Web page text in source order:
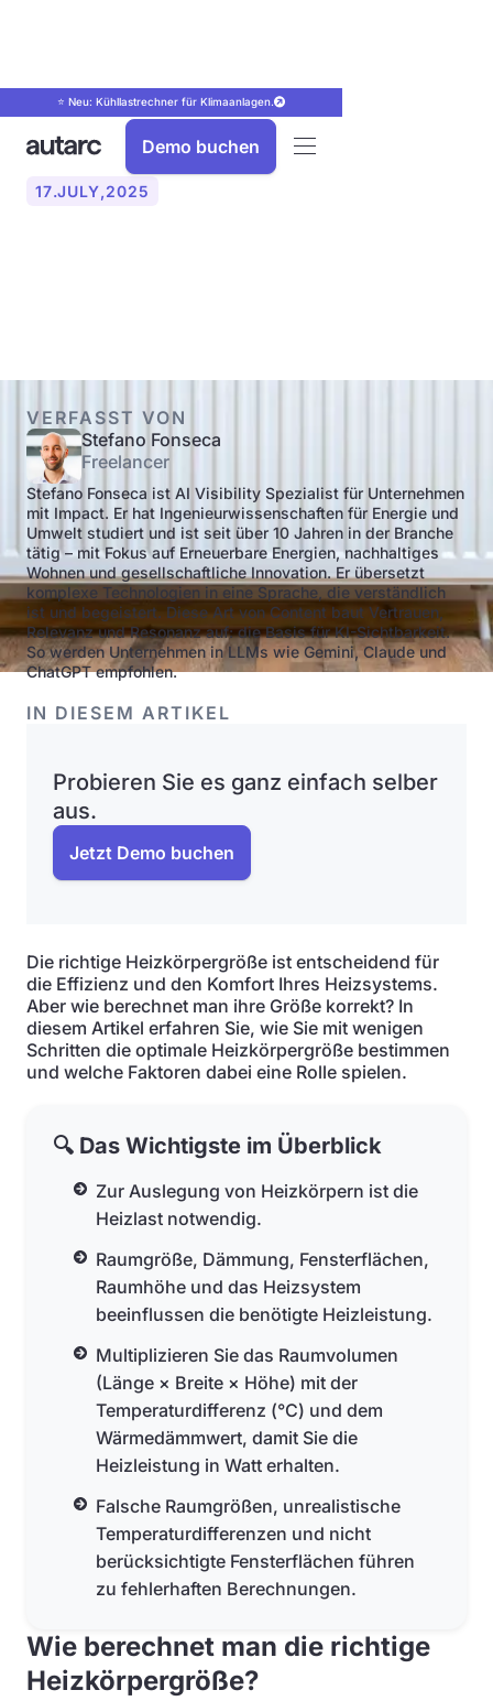
⭐ Neu: Kühllastrechner für Klimaanlagen.
Demo buchen
17.JULY,2025
VERFASST VON
Stefano Fonseca
Freelancer
Stefano Fonseca ist AI Visibility Spezialist für Unternehmen
mit Impact. Er hat Ingenieurwissenschaften für Energie und
Umwelt studiert und ist seit über 10 Jahren in der Branche
tätig – mit Fokus auf Erneuerbare Energien, nachhaltiges
Wohnen und gesellschaftliche Innovation. Er übersetzt
komplexe Technologien in eine Sprache, die verständlich
ist und begeistert. Diese Art von Content baut Vertrauen,
Relevanz und Resonanz auf: die Basis für KI-Sichtbarkeit.
So werden Unternehmen in LLMs wie Gemini, Claude und
ChatGPT empfohlen.
IN DIESEM ARTIKEL
Probieren Sie es ganz einfach selber
aus.
Jetzt Demo buchen
Die richtige Heizkörpergröße ist entscheidend für
die Effizienz und den Komfort Ihres Heizsystems.
Aber wie berechnet man ihre Größe korrekt? In
diesem Artikel erfahren Sie, wie Sie mit wenigen
Schritten die optimale Heizkörpergröße bestimmen
und welche Faktoren dabei eine Rolle spielen.
🔍 Das Wichtigste im Überblick
Zur Auslegung von Heizkörpern ist die
Heizlast notwendig.
Raumgröße, Dämmung, Fensterflächen,
Raumhöhe und das Heizsystem
beeinflussen die benötigte Heizleistung.
Multiplizieren Sie das Raumvolumen
(Länge × Breite × Höhe) mit der
Temperaturdifferenz (°C) und dem
Wärmedämmwert, damit Sie die
Heizleistung in Watt erhalten.
Falsche Raumgrößen, unrealistische
Temperaturdifferenzen und nicht
berücksichtigte Fensterflächen führen
zu fehlerhaften Berechnungen.
Wie berechnet man die richtige
Heizkörpergröße?